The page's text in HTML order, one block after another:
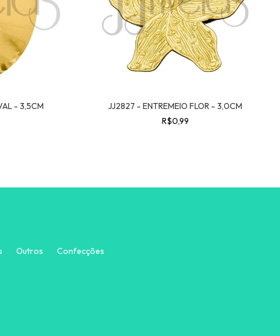
- 3,5CM
JJ2827 - ENTREMEIO FLOR - 3,0CM
R$0,99
Outros Confecções